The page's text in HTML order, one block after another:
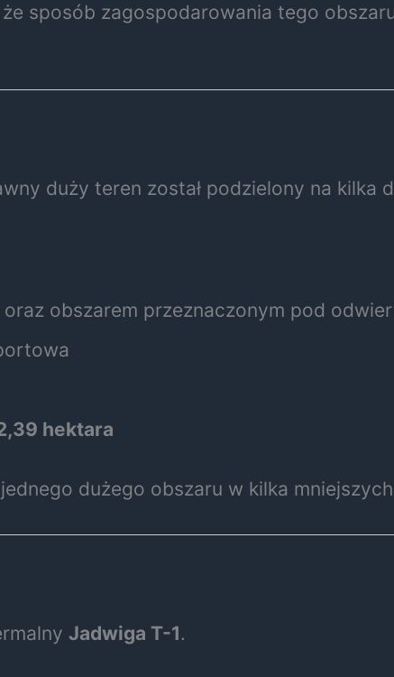
sposób zagospodarowania tego
duży teren został podzielony na kilka
obszarem przeznaczonym pod
hektara
dużego obszaru w kilka
Jadwiga T-1.